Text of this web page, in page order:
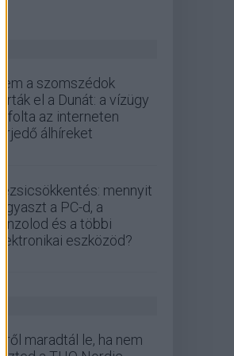
Nem a szomszédok
zárták el a Dunát: a vízügy
cáfolta az interneten
terjedő álhíreket
Rezsicsökkentés: mennyit
fogyaszt a PC-d, a
konzolod és a többi
elektronikai eszközöd?
Erről maradtál le, ha nem